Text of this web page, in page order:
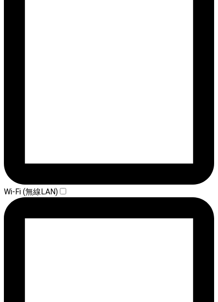
Wi-Fi (無線LAN)